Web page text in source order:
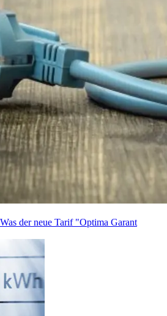
der neue Tarif "Optima Garant